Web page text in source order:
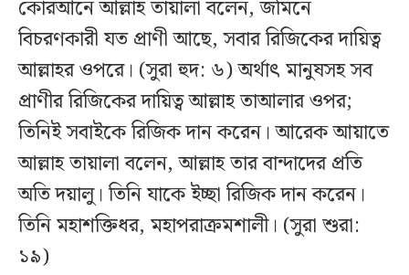
কোরআনে আল্লাহ তায়ালা বলেন, জমিনে
বিচরণকারী যত প্রাণী আছে, সবার রিজিকের দায়িত্ব
আল্লাহর ওপরে। (সুরা হুদ: ৬) অর্থাৎ মানুষসহ সব
প্রাণীর রিজিকের দায়িত্ব আল্লাহ তাআলার ওপর;
তিনিই সবাইকে রিজিক দান করেন। আরেক আয়াতে
আল্লাহ তায়ালা বলেন, আল্লাহ তার বান্দাদের প্রতি
অতি দয়ালু। তিনি যাকে ইচ্ছা রিজিক দান করেন।
তিনি মহাশক্তিধর, মহাপরাক্রমশালী। (সুরা শুরা:
১৯)